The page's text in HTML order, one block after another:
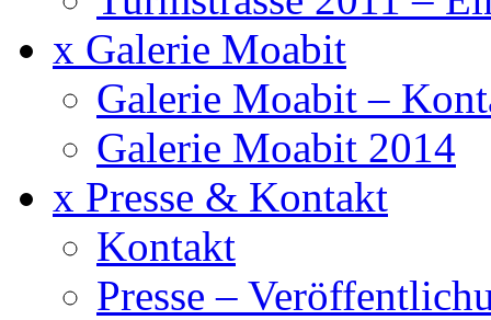
x Galerie Moabit
Galerie Moabit –
Galerie Moabit 2014
x Presse & Kontakt
Kontakt
Presse –